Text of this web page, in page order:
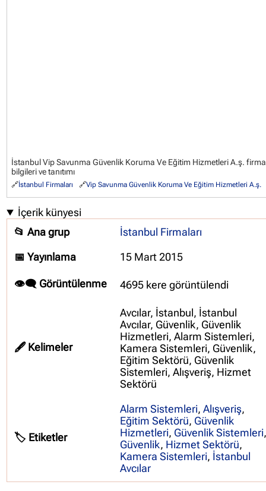
İstanbul Vip Savunma Güvenlik Koruma Ve Eğitim Hizmetleri A.ş. firma
bilgileri ve tanıtımı
İstanbul Firmaları Vip Savunma Güvenlik Koruma Ve Eğitim Hizmetleri A.ş.
İçerik künyesi
📂 Ana grup
İstanbul Firmaları
📅 Yayınlama 15 Mart 2015
👁️‍🗨️ Görüntülenme 4695 kere görüntülendi
🖋️ Kelimeler
Avcılar, İstanbul, İstanbul
Avcılar, Güvenlik, Güvenlik
Hizmetleri, Alarm Sistemleri,
Kamera Sistemleri, Güvenlik,
Eğitim Sektörü, Güvenlik
Sistemleri, Alışveriş, Hizmet
Sektörü
🏷️ Etiketler
Alarm Sistemleri,Alışveriş,
Eğitim Sektörü, Güvenlik
Hizmetleri, Güvenlik Sistemleri
Güvenlik, Hizmet Sektörü,
Kamera Sistemleri, İstanbul
Avcılar